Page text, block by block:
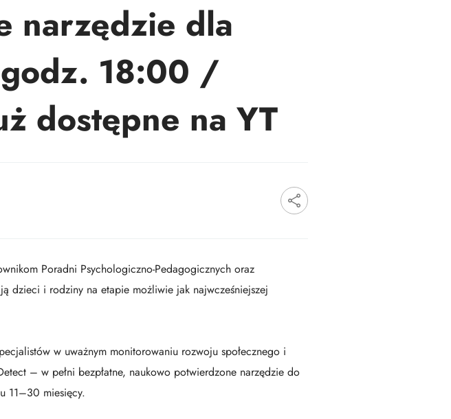
narzędzie dla
18:00 /
dostępne na YT
Poradni Psychologiczno-Pedagogicznych oraz
dzieci i rodziny na etapie możliwie jak najwcześniejszej
w uważnym monitorowaniu rozwoju społecznego i
– w pełni bezpłatne, naukowo potwierdzone narzędzie do
11–30 miesięcy.